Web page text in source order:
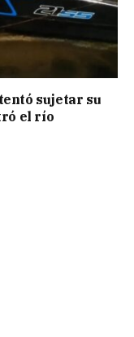
sujetar su
el río